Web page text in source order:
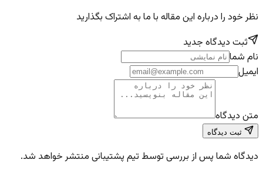
نظر خود را درباره این مقاله با ما به اشتراک بگذارید
ثبت دیدگاه جدید
نام شما
ایمیل
متن دیدگاه
ثبت دیدگاه
دیدگاه شما پس از بررسی توسط تیم پشتیبانی منتشر خواهد شد.